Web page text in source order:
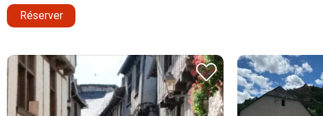
Réserver